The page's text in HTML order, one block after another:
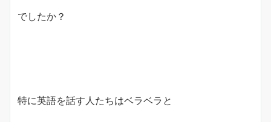
でしたか？
特に英語を話す人たちはベラベラと